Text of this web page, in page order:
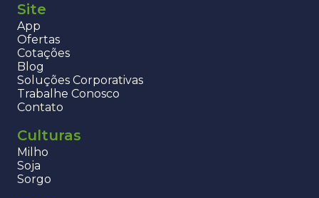
Site
App
Ofertas
Cotações
Blog
Soluções Corporativas
Trabalhe Conosco
Contato
Culturas
Milho
Soja
Sorgo